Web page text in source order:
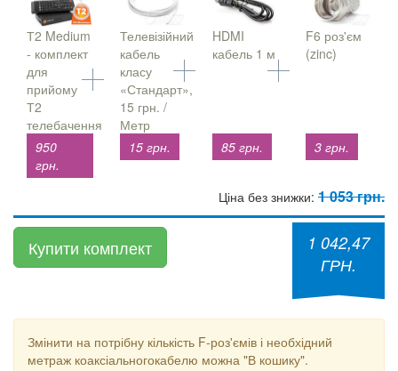
Т2 Medium
- комплект
для
прийому
Т2
телебачення
950
грн.
Телевізійний
кабель
класу
«Стандарт»,
15 грн. /
Метр
15 грн.
HDMI
кабель 1 м
85 грн.
F6 роз'єм
(zinc)
3 грн.
Ціна без знижки: 1 053 грн.
Купити комплект
1 042,47
ГРН.
Змінити на потрібну кількість F-роз'ємів і необхідний
метраж коаксіальногокабелю можна "В кошику".